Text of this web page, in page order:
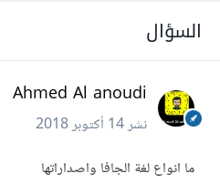
السؤال
Ahmed Al anoudi
نشر14 أكتوبر 2018
ما انواع لغة الجافا واصداراتها